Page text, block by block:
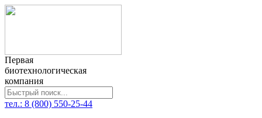
Первая
биотехнологическая
компания
тел.: 8 (800) 550-25-44